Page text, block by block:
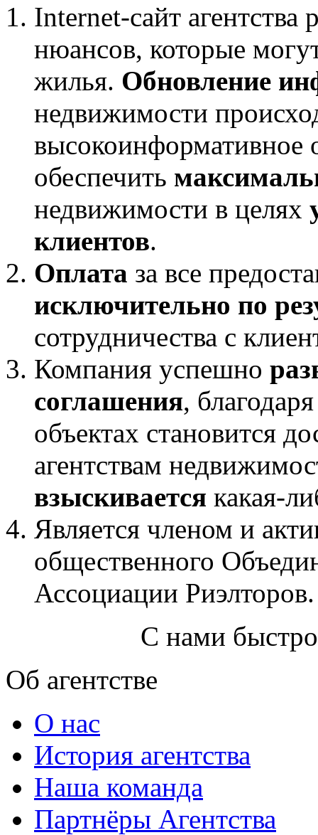
Internet-сайт агентства
нюансов, которые
жилья. Обновление
недвижимости
высокоинформативное
обеспечить
недвижимости в целях
клиентов.
Оплата за все
исключительно по
сотрудничества с
Компания успешно
соглашения,
объектах становится
агентствам
взыскивается какая-
Является членом и
общественного
Ассоциации Риэлторов.
С нами
Об агентстве
О нас
История агентства
Наша команда
Партнёры Агентства